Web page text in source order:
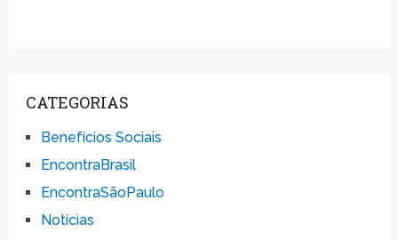
CATEGORIAS
Benefícios Sociais
EncontraBrasil
EncontraSãoPaulo
Notícias